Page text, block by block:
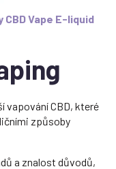
Vape E-liquid
vapování CBD, které
způsoby
a znalost důvodů,